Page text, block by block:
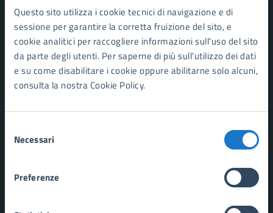
Questo sito utilizza i cookie tecnici di navigazione e di
sessione per garantire la corretta fruizione del sito, e
cookie analitici per raccogliere informazioni sull'uso del sito
da parte degli utenti. Per saperne di più sull'utilizzo dei dati
e su come disabilitare i cookie oppure abilitarne solo alcuni,
consulta la nostra Cookie Policy.
delNecessari
Preferenze
Comune di Forte dei Marmi
Aree amministrative
Uffici
Personale amministrativo